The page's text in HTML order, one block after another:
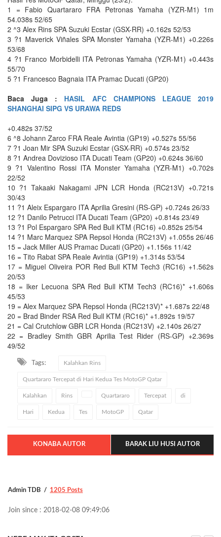
1 = Fabio Quartararo FRA Petronas Yamaha (YZR-M1) 1m
54.038s 52/65
2 ^3 Alex Rins SPA Suzuki Ecstar (GSX-RR) +0.162s 52/53
3 ?1 Maverick Viñales SPA Monster Yamaha (YZR-M1) +0.226s
53/68
4 ?1 Franco Morbidelli ITA Petronas Yamaha (YZR-M1) +0.443s
55/70
5 ?1 Francesco Bagnaia ITA Pramac Ducati (GP20)
Baca Juga : HASIL AFC CHAMPIONS LEAGUE 2019
SHANGHAI SIPG VS URAWA REDS
+0.482s 37/52
6 ^8 Johann Zarco FRA Reale Avintia (GP19) +0.527s 55/56
7 ?1 Joan Mir SPA Suzuki Ecstar (GSX-RR) +0.574s 23/52
8 ?1 Andrea Dovizioso ITA Ducati Team (GP20) +0.624s 36/60
9 ?1 Valentino Rossi ITA Monster Yamaha (YZR-M1) +0.702s
22/52
10 ?1 Takaaki Nakagami JPN LCR Honda (RC213V) +0.721s
30/43
11 ?1 Aleix Espargaro ITA Aprilia Gresini (RS-GP) +0.724s 26/33
12 ?1 Danilo Petrucci ITA Ducati Team (GP20) +0.814s 23/49
13 ?1 Pol Espargaro SPA Red Bull KTM (RC16) +0.852s 25/54
14 ?1 Marc Marquez SPA Repsol Honda (RC213V) +1.055s 26/46
15 = Jack Miller AUS Pramac Ducati (GP20) +1.156s 11/42
16 = Tito Rabat SPA Reale Avintia (GP19) +1.314s 53/54
17 = Miguel Oliveira POR Red Bull KTM Tech3 (RC16) +1.562s
20/53
18 = Iker Lecuona SPA Red Bull KTM Tech3 (RC16)* +1.606s
45/53
19 = Alex Marquez SPA Repsol Honda (RC213V)* +1.687s 22/48
20 = Brad Binder RSA Red Bull KTM (RC16)* +1.892s 19/57
21 = Cal Crutchlow GBR LCR Honda (RC213V) +2.140s 26/27
22 = Bradley Smith GBR Aprilia Test Rider (RS-GP) +2.369s
49/52
Tags: Kalahkan Rins
Quartararo Tercepat di Hari Kedua Tes MotoGP Qatar
Kalahkan Rins Quartararo Tercepat di
Hari Kedua Tes MotoGP Qatar
KONABA AUTOR BARAK LIU HUSI AUTOR
Admin TDB 1205 Posts
Join since : 2018-02-08 09:49:06